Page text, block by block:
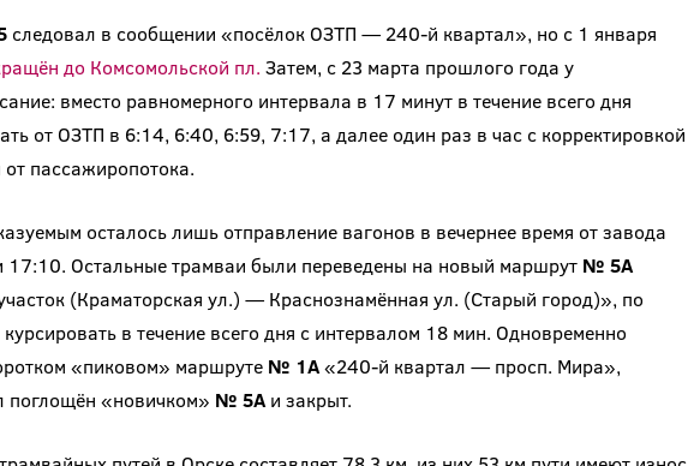
следовал в сообщении «посёлок ОЗТП — 240-й квартал», но с 1 января
до Комсомольской пл. Затем, с 23 марта прошлого года у
вместо равномерного интервала в 17 минут в течение всего дня
от ОЗТП в 6:14, 6:40, 6:59, 7:17, а далее один раз в час с корректировкой
пассажиропотока.
осталось лишь отправление вагонов в вечернее время от завода
Остальные трамваи были переведены на новый маршрут № 5А
(Краматорская ул.) — Краснознамённая ул. (Старый город)», по
в течение всего дня с интервалом 18 мин. Одновременно
«пиковом» маршруте № 1А«240-й квартал — просп. Мира»,
поглощён «новичком» № 5Аи закрыт.